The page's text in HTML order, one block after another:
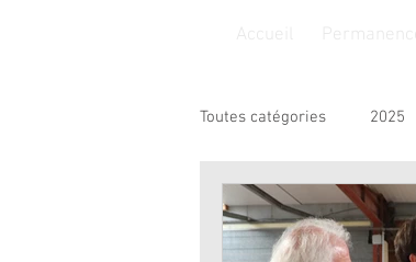
Toutes catégories 2025
Finances Insertion